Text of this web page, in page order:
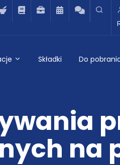
Składki Do
na